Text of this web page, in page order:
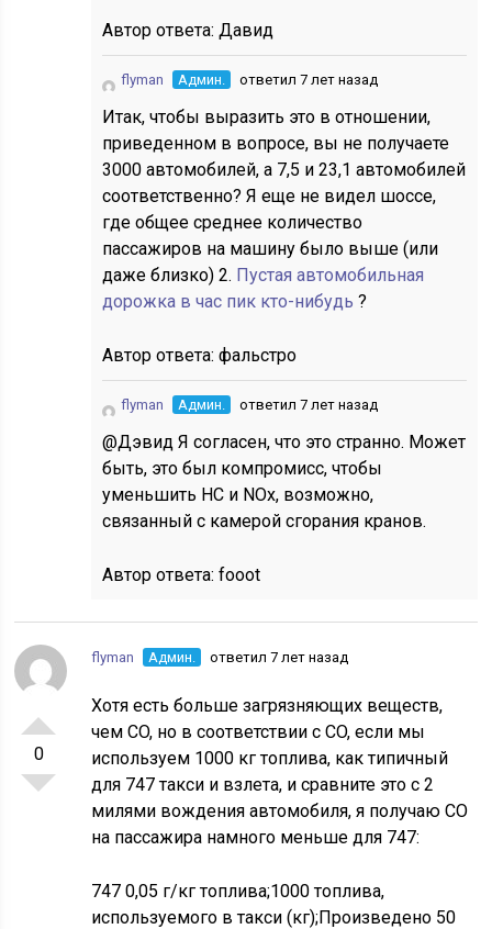
Автор ответа:Давид
flyman Админ. ответил 7 лет назад
Итак, чтобы выразить это в отношении,
приведенном в вопросе, вы не получаете
3000 автомобилей, а 7,5 и 23,1 автомобилей
соответственно? Я еще не видел шоссе,
где общее среднее количество
пассажиров на машину было выше (или
даже близко) 2. Пустая автомобильная
дорожка в час пик кто-нибудь?
Автор ответа:фальстро
flyman Админ. ответил 7 лет назад
@Дэвид Я согласен, что это странно. Может
быть, это был компромисс, чтобы
уменьшить HC и NOx, возможно,
связанный с камерой сгорания кранов.
Автор ответа:fooot
0
flyman Админ. ответил 7 лет назад
Хотя есть больше загрязняющих веществ,
чем CO, но в соответствии с CO, если мы
используем 1000 кг топлива, как типичный
для 747 такси и взлета, и сравните это с 2
милями вождения автомобиля, я получаю CO
на пассажира намного меньше для 747:
747 0,05 г/кг топлива;1000 топлива,
используемого в такси (кг);Произведено 50